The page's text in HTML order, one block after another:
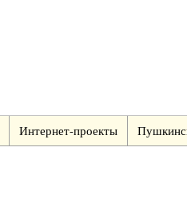
Интернет-проекты